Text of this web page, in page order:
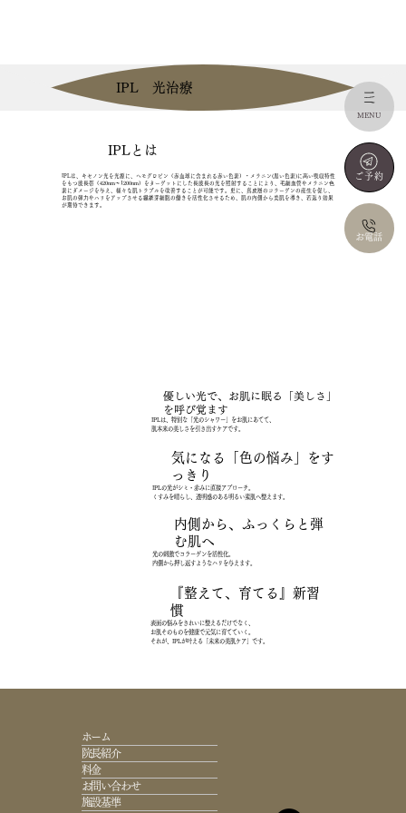
MENU
ご予約
お電話
IPL 光治療
IPLとは
IPLは、キセノン光を光源に、ヘモグロビン（赤血球に含まれる赤い色素）・メラニン(黒い色素)に⾼い吸収特性
をもつ波⻑帯（420nm〜1200nm）をターゲットにした⻑波⻑の光を照射することにより、⽑細⾎管やメラニン⾊
素にダメージを与え、様々な肌トラブルを改善することが可能です。更に、真⽪層のコラーゲンの産⽣を促し、
お肌の弾⼒やハリをアップさせる繊維芽細胞の働きを活性化させるため、肌の内側から美肌を導き、若返り効果
が期待できます。
優しい光で、お肌に眠る「美しさ」
を呼び覚ます
IPLは、特別な「光のシャワー」をお肌にあてて、
肌本来の美しさを引き出すケアです。
気になる「色の悩み」をす
っきり
IPLの光がシミ・赤みに直接アプローチ。
くすみを晴らし、透明感のある明るい素肌へ整えます。
内側から、ふっくらと弾
む肌へ
光の刺激でコラーゲンを活性化。
内側から押し返すようなハリを与えます。
『整えて、育てる』新習
慣
表面の悩みをきれいに整えるだけでなく、
お肌そのものを健康で元気に育てていく。
それが、IPLが叶える「未来の美肌ケア」です。
ホーム
院長紹介
料金
お問い合わせ
施設基準